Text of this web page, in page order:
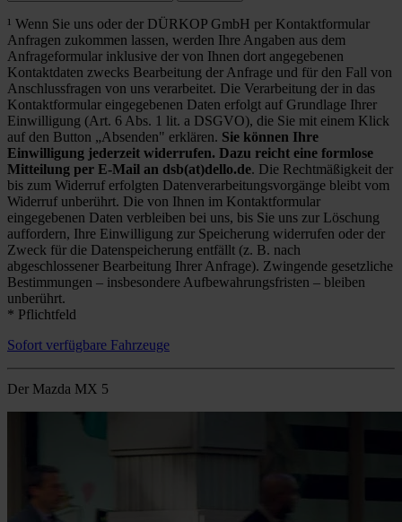
¹ Wenn Sie uns oder der DÜRKOP GmbH per Kontaktformular
Anfragen zukommen lassen, werden Ihre Angaben aus dem
Anfrageformular inklusive der von Ihnen dort angegebenen
Kontaktdaten zwecks Bearbeitung der Anfrage und für den Fall von
Anschlussfragen von uns verarbeitet. Die Verarbeitung der in das
Kontaktformular eingegebenen Daten erfolgt auf Grundlage Ihrer
Einwilligung (Art. 6 Abs. 1 lit. a DSGVO), die Sie mit einem Klick
auf den Button „Absenden" erklären. Sie können Ihre
Einwilligung jederzeit widerrufen. Dazu reicht eine formlose
Mitteilung per E-Mail an dsb(at)dello.de. Die Rechtmäßigkeit der
bis zum Widerruf erfolgten Datenverarbeitungsvorgänge bleibt vom
Widerruf unberührt. Die von Ihnen im Kontaktformular
eingegebenen Daten verbleiben bei uns, bis Sie uns zur Löschung
auffordern, Ihre Einwilligung zur Speicherung widerrufen oder der
Zweck für die Datenspeicherung entfällt (z. B. nach
abgeschlossener Bearbeitung Ihrer Anfrage). Zwingende gesetzliche
Bestimmungen – insbesondere Aufbewahrungsfristen – bleiben
unberührt.
* Pflichtfeld
Sofort verfügbare Fahrzeuge
Der Mazda MX 5